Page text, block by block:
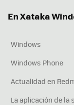
En Xataka
Windows
Windows Phone
Actualidad en
La aplicación de la